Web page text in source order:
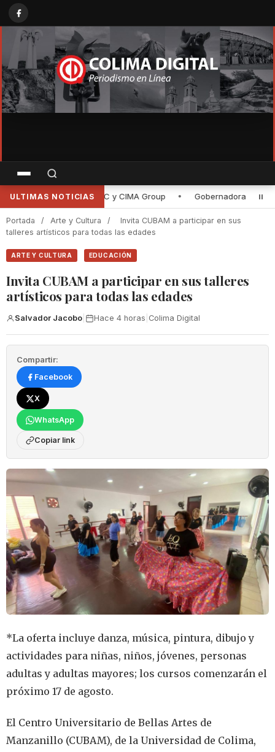
ULTIMAS NOTICIAS
Gobernadora de Colima entrega rehabilitación de la planta
Portada / Arte y Cultura /
Invita CUBAM a participar en sus
talleres artísticos para todas las edades
ARTE Y CULTURA EDUCACIÓN
Invita CUBAM a participar en sus talleres
artísticos para todas las edades
Salvador Jacobo Hace 4 horas Colima Digital
Compartir:
Facebook
X
WhatsApp
Copiar link
*La oferta incluye danza, música, pintura, dibujo y
actividades para niñas, niños, jóvenes, personas
adultas y adultas mayores; los cursos comenzarán el
próximo 17 de agosto.
El Centro Universitario de Bellas Artes de
Manzanillo (CUBAM), de la Universidad de Colima,